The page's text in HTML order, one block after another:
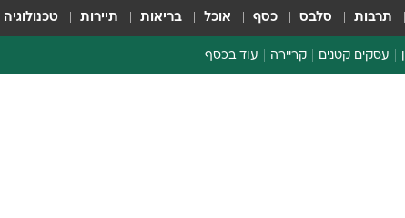
תרבות סלבס כסף אוכל בריאות תיירות טכנולוגיה
עסקים קטנים קריירה עוד בכסף